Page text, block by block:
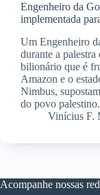
Engenheiro da
implementada
Um Engenheiro
durante a
bilionário que é
Amazon e o
Nimbus,
do povo palestino.
Vinícius F.
Acompanhe nossas